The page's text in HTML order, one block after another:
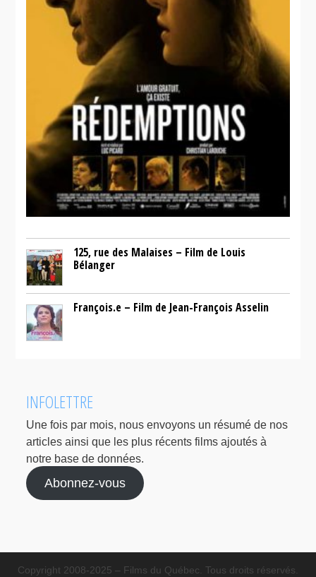
125, rue des Malaises – Film de Louis
Bélanger
François.e – Film de Jean-François Asselin
INFOLETTRE
Une fois par mois, nous envoyons un résumé de nos
articles ainsi que les plus récents films ajoutés à
notre base de données.
Abonnez-vous
Copyright 2008-2025 – Films du Québec. Tous droits réservés.